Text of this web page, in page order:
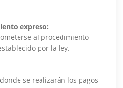
expreso:
al procedimiento
por la ley.
se realizarán los pagos